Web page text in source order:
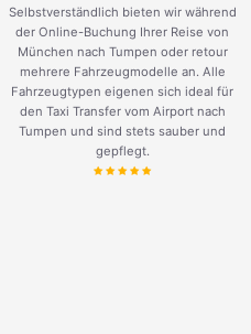
Selbstverständlich bieten wir während
der Online-Buchung Ihrer Reise von
München nach Tumpen oder retour
mehrere Fahrzeugmodelle an. Alle
Fahrzeugtypen eigenen sich ideal für
den Taxi Transfer vom Airport nach
Tumpen und sind stets sauber und
gepflegt.